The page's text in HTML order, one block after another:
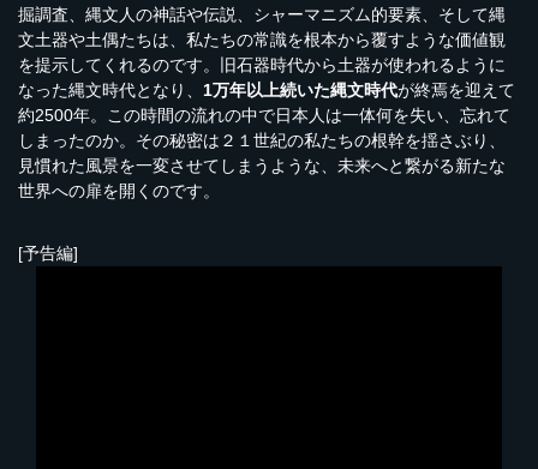
掘調査、縄文人の神話や伝説、シャーマニズム的要素、そして縄
文土器や土偶たちは、私たちの常識を根本から覆すような価値観
を提示してくれるのです。旧石器時代から土器が使われるように
なった縄文時代となり、 1万年以上続いた縄文時代が終焉を迎えて
約2500年。この時間の流れの中で日本人は一体何を失い、忘れて
しまったのか。その秘密は２１世紀の私たちの根幹を揺さぶり、
見慣れた風景を一変させてしまうような、未来へと繋がる新たな
世界への扉を開くのです。
[予告編]